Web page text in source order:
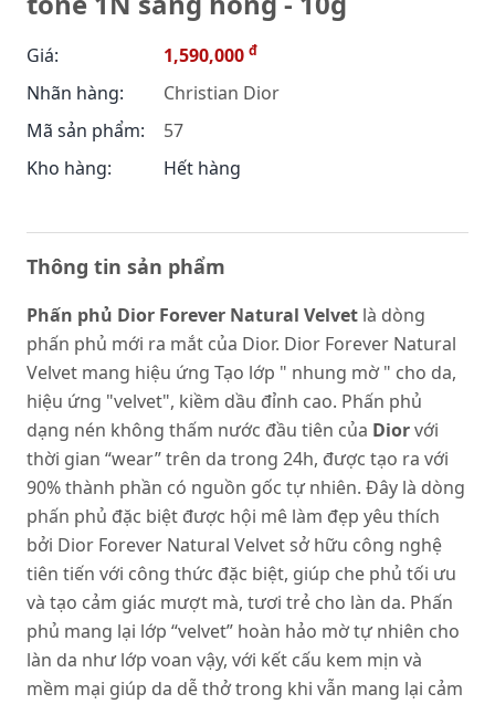
Giá: 1,590,000 đ
Nhãn hàng:
Christian Dior
Mã sản phẩm:
57
Kho hàng:
Hết hàng
Thông tin sản phẩm
Phấn phủ Dior Forever Natural Velvet là dòng
phấn phủ mới ra mắt của Dior. Dior Forever Natural
Velvet mang hiệu ứng Tạo lớp " nhung mờ " cho da,
hiệu ứng "velvet", kiềm dầu đỉnh cao. Phấn phủ
dạng nén không thấm nước đầu tiên của Diorvới
thời gian “wear” trên da trong 24h, được tạo ra với
90% thành phần có nguồn gốc tự nhiên. Đây là dòng
phấn phủ đặc biệt được hội mê làm đẹp yêu thích
bởi Dior Forever Natural Velvet sở hữu công nghệ
tiên tiến với công thức đặc biệt, giúp che phủ tối ưu
và tạo cảm giác mượt mà, tươi trẻ cho làn da. Phấn
phủ mang lại lớp “velvet” hoàn hảo mờ tự nhiên cho
làn da như lớp voan vậy, với kết cấu kem mịn và
mềm mại giúp da dễ thở trong khi vẫn mang lại cảm